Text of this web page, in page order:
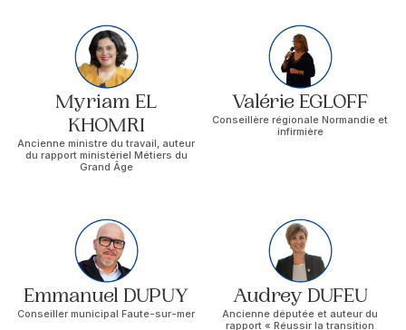
Myriam EL
KHOMRI
Ancienne ministre du travail, auteur
du rapport ministériel Métiers du
Grand Âge
Valérie EGLOFF
Conseillère régionale Normandie et
infirmière
Emmanuel DUPUY
Conseiller municipal Faute-sur-mer
Audrey DUFEU
Ancienne députée et auteur du
rapport « Réussir la transition